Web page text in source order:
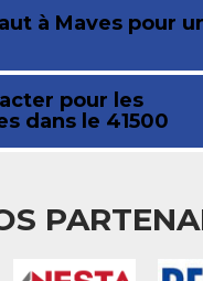
à Maves pour
pour les
dans le 41500